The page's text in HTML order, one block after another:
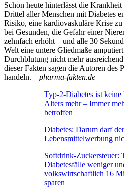
Schon heute hinterlässt die
Drittel aller Menschen mit Diabetes
Risiko, eine kardiovaskuläre Krise
bei Gesunden, die Gefahr einer
zehnfach erhöht – und alle 30
Welt eine untere Gliedmaße
Durchblutung nicht mehr
dieser Fakten sagen die Autoren des
handeln. pharma-fakten.de
Typ-2-Diabetes ist
Alters mehr – Immer
betroffen
Diabetes: Darum darf
Lebensmittelwerbung
Softdrink-Zuckersteuer:
Diabetesfälle weniger
volkswirtschaftlich 16
sparen